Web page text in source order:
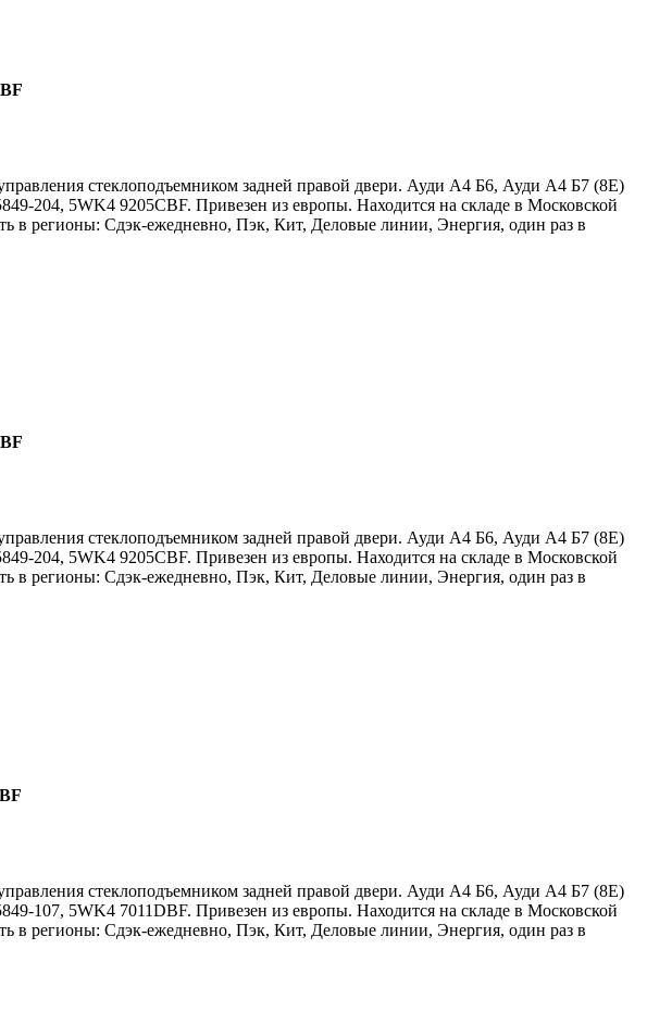
стеклоподъемником задней правой двери. Ауди А4 Б6, Ауди А4 Б7 (8Е)
204, 5WK4 9205CBF. Привезен из европы. Находится на складе в Московской
регионы: Сдэк-ежедневно, Пэк, Кит, Деловые линии, Энергия, один раз в
стеклоподъемником задней правой двери. Ауди А4 Б6, Ауди А4 Б7 (8Е)
204, 5WK4 9205CBF. Привезен из европы. Находится на складе в Московской
регионы: Сдэк-ежедневно, Пэк, Кит, Деловые линии, Энергия, один раз в
стеклоподъемником задней правой двери. Ауди А4 Б6, Ауди А4 Б7 (8Е)
107, 5WK4 7011DBF. Привезен из европы. Находится на складе в Московской
регионы: Сдэк-ежедневно, Пэк, Кит, Деловые линии, Энергия, один раз в